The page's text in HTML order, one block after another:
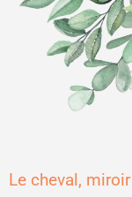
Le cheval,